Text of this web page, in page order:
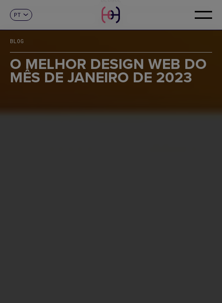
EN
FR
DE
IT
PT
CONTACTO
BLOG
O MELHOR DESIGN WEB DO
MÊS DE JANEIRO DE 2023